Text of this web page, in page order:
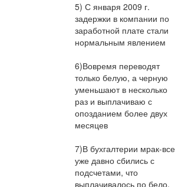
5) С января 2009 г.
задержки в компании по
заработной плате стали
нормальным явлением
6)Вовремя переводят
только белую, а черную
уменьшают в несколько
раз и выплачиваю с
опозданием более двух
месяцев
7)В бухгалтерии мрак-все
уже давно сбились с
подсчетами, что
выплачивалось по бело,